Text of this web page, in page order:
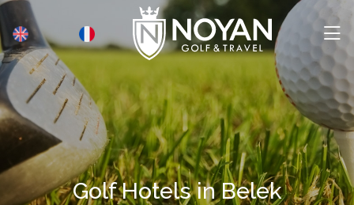
Golf Hotels in Belek